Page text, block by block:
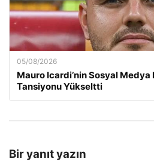
05/08/2026
Mauro Icardi’nin Sosyal Medya
Tansiyonu Yükseltti
Bir yanıt yazın